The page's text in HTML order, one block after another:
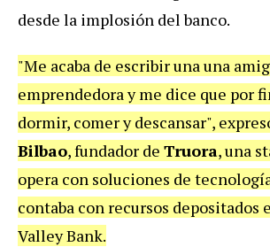
desde la implosión del banco.
"Me acaba de escribir una una
emprendedora y me dice que por
dormir, comer y descansar",
Bilbao, fundador de Truora, una
opera con soluciones de
contaba con recursos depositados
Valley Bank.